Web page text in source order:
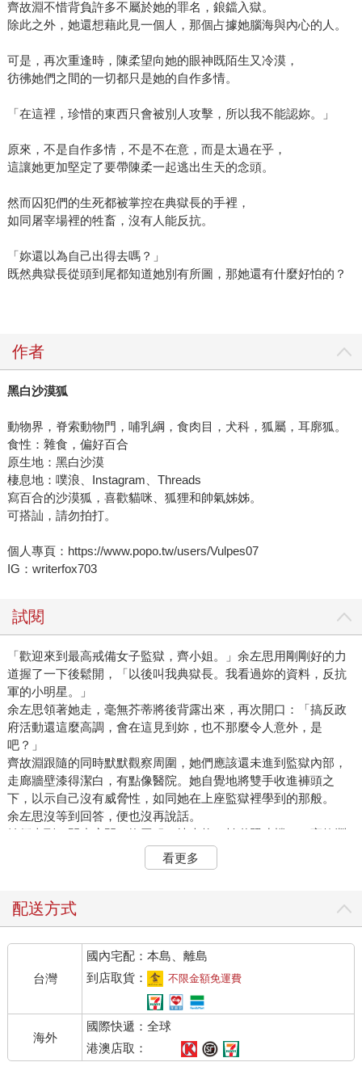
齊故淵不惜背負許多不屬於她的罪名，鋃鐺入獄。
除此之外，她還想藉此見一個人，那個占據她腦海與內心的人。
可是，再次重逢時，陳柔望向她的眼神既陌生又冷漠，
彷彿她們之間的一切都只是她的自作多情。
「在這裡，珍惜的東西只會被別人攻擊，所以我不能認妳。」
原來，不是自作多情，不是不在意，而是太過在乎，
這讓她更加堅定了要帶陳柔一起逃出生天的念頭。
然而囚犯們的生死都被掌控在典獄長的手裡，
如同屠宰場裡的牲畜，沒有人能反抗。
「妳還以為自己出得去嗎？」
既然典獄長從頭到尾都知道她別有所圖，那她還有什麼好怕的？
作者
黑白沙漠狐
動物界，脊索動物門，哺乳綱，食肉目，犬科，狐屬，耳廓狐。
食性：雜食，偏好百合
原生地：黑白沙漠
棲息地：噗浪、Instagram、Threads
寫百合的沙漠狐，喜歡貓咪、狐狸和帥氣姊姊。
可搭訕，請勿拍打。
個人專頁：https://www.popo.tw/users/Vulpes07
IG：writerfox703
試閱
「歡迎來到最高戒備女子監獄，齊小姐。」余左思用剛剛好的力
道握了一下後鬆開，「以後叫我典獄長。我看過妳的資料，反抗
軍的小明星。」
余左思領著她走，毫無芥蒂將後背露出來，再次開口：「搞反政
府活動還這麼高調，會在這見到妳，也不那麼令人意外，是
吧？」
齊故淵跟隨的同時默默觀察周圍，她們應該還未進到監獄內部，
走廊牆壁漆得潔白，有點像醫院。她自覺地將雙手收進褲頭之
下，以示自己沒有威脅性，如同她在上座監獄裡學到的那般。
余左思沒等到回答，便也沒再說話。
她們來到一間小房間，換囚服、填表格、拍獄照建檔……齊故淵
一直在等，等一個位階較低的獄警出現後接手這些瑣碎的雜事，
然而卻只等到余左思親自彎下腰按下快門。
質的衣料洗得微微泛舊，但還算乾淨厚實。
齊故淵猶豫了幾秒，緩緩伸出右手，余左思在她手腕綁上一條粉
色的矽膠手環。她轉動手腕，看見上頭寫著編號「Ａ１０３」。
手環非常剛好地服貼在手腕上，緊密感令她打心底冒出一股不
「不習慣戴項圈？」余左思笑了笑，和藹外表下說出的話卻帶著
不容忽視的惡劣，「別急著討厭，妳沒有選擇。」
齊故淵抿了下唇，仍沒有說話。
繁瑣程序結束後余左思帶著她深入監獄，她們目前所在的地方是
看更多
配送方式
台灣
國內宅配：本島、離島
到店取貨：
不限金額免運費
海外
國際快遞：全球
港澳店取：